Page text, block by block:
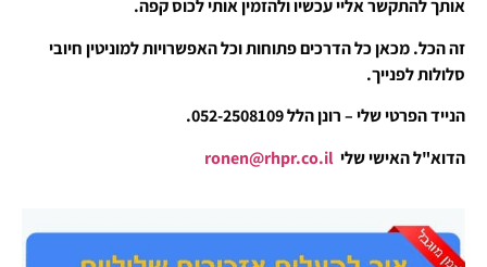
אותך להתקשר אליי עכשיו ולהזמין אותי לכוס קפה.
זה הכל. מכאן כל הדרכים פתוחות וכל האפשרויות למוניטין חיובי
סלולות לפנייך.
הנייד הפרטי שלי – רונן הלל 052-2508109.
הדוא"ל האישי שלי